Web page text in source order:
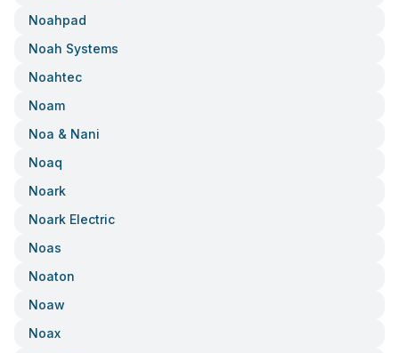
Noahpad
Noah Systems
Noahtec
Noam
Noa & Nani
Noaq
Noark
Noark Electric
Noas
Noaton
Noaw
Noax